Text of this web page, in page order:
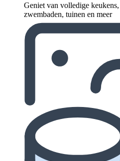
Geniet van volledige
zwembaden, tuinen en meer